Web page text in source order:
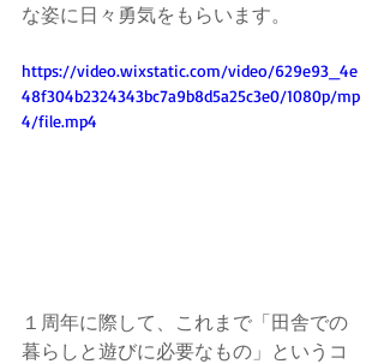
な姿に日々勇気をもらいます。
https://video.wixstatic.com/video/629e93_4e
48f304b2324343bc7a9b8d5a25c3e0/1080p/mp
4/file.mp4
１周年に際して、これまで「田舎での
暮らしと遊びに必要なもの」というコ